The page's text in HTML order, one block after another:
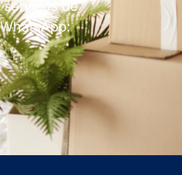
serviços de